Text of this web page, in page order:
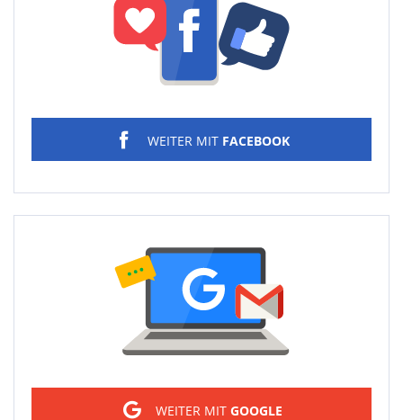
WEITER MIT FACEBOOK
WEITER MIT GOOGLE